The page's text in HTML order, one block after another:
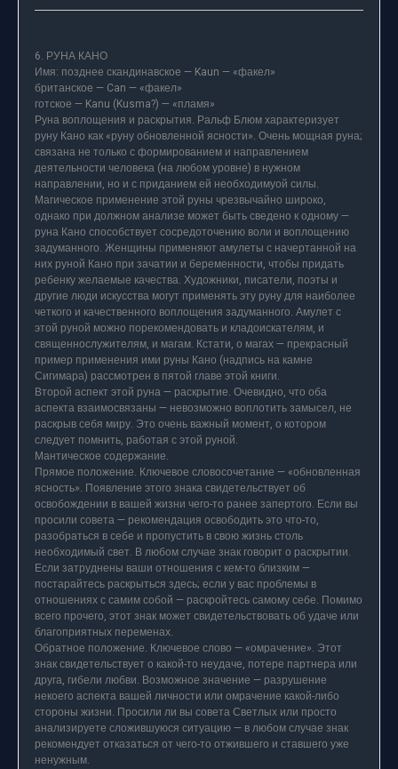
6. РУНА КАНО
Имя: позднее скандинавское — Kaun — «факел»
британское — Can — «факел»
готское — Kanu (Kusma?) — «пламя»
Руна воплощения и раскрытия. Ральф Блюм характеризует
руну Кано как «руну обновленной ясности». Очень мощная руна;
связана не только с формированием и направлением
деятельности человека (на любом уровне) в нужном
направлении, но и с приданием ей необходимуой силы.
Магическое применение этой руны чрезвычайно широко,
однако при должном анализе может быть сведено к одному —
руна Кано способствует сосредоточению воли и воплощению
задуманного. Женщины применяют амулеты с начертанной на
них руной Кано при зачатии и беременности, чтобы придать
ребенку желаемые качества. Художники, писатели, поэты и
другие люди искусства могут применять эту руну для наиболее
четкого и качественного воплощения задуманного. Амулет с
этой руной можно порекомендовать и кладоискателям, и
священнослужителям, и магам. Кстати, о магах — прекрасный
пример применения ими руны Кано (надпись на камне
Сигимара) рассмотрен в пятой главе этой книги.
Второй аспект этой руна — раскрытие. Очевидно, что оба
аспекта взаимосвязаны — невозможно воплотить замысел, не
раскрыв себя миру. Это очень важный момент, о котором
следует помнить, работая с этой руной.
Мантическое содержание.
Прямое положение. Ключевое словосочетание — «обновленная
ясность». Появление этого знака свидетельствует об
освобождении в вашей жизни чего-то ранее запертого. Если вы
просили совета — рекомендация освободить это что-то,
разобраться в себе и пропустить в свою жизнь столь
необходимый свет. В любом случае знак говорит о раскрытии.
Если затруднены ваши отношения с кем-то близким —
постарайтесь раскрыться здесь; если у вас проблемы в
отношениях с самим собой — раскройтесь самому себе. Помимо
всего прочего, этот знак может свидетельствовать об удаче или
благоприятных переменах.
Обратное положение. Ключевое слово — «омрачение». Этот
знак свидетельствует о какой-то неудаче, потере партнера или
друга, гибели любви. Возможное значение — разрушение
некоего аспекта вашей личности или омрачение какой-либо
стороны жизни. Просили ли вы совета Светлых или просто
анализируете сложившуюся ситуацию — в любом случае знак
рекомендует отказаться от чего-то отжившего и ставшего уже
ненужным.